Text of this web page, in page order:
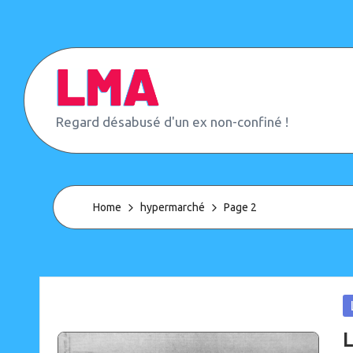
content
L
e
M
n
d
e
(
Regard désabusé d'un ex non-confiné !
Home hypermarché Page 2